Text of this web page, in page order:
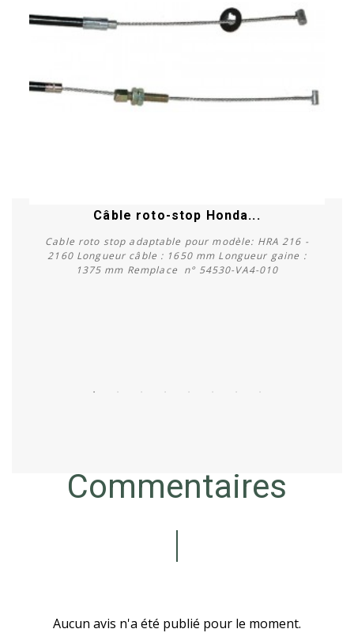
Câble roto-stop Honda...
Cable roto stop adaptable pour modèle: HRA 216 -
2160 Longueur câble : 1650 mm Longueur gaine :
1375 mm Remplace n° 54530-VA4-010
Commentaires
Aucun avis n'a été publié pour le moment.